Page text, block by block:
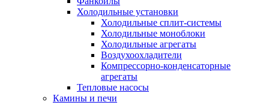
Холодильные установки
Холодильные сплит-системы
Холодильные моноблоки
Холодильные агрегаты
Воздухоохладители
Компрессорно-конденсаторные
агрегаты
Тепловые насосы
Камины и печи